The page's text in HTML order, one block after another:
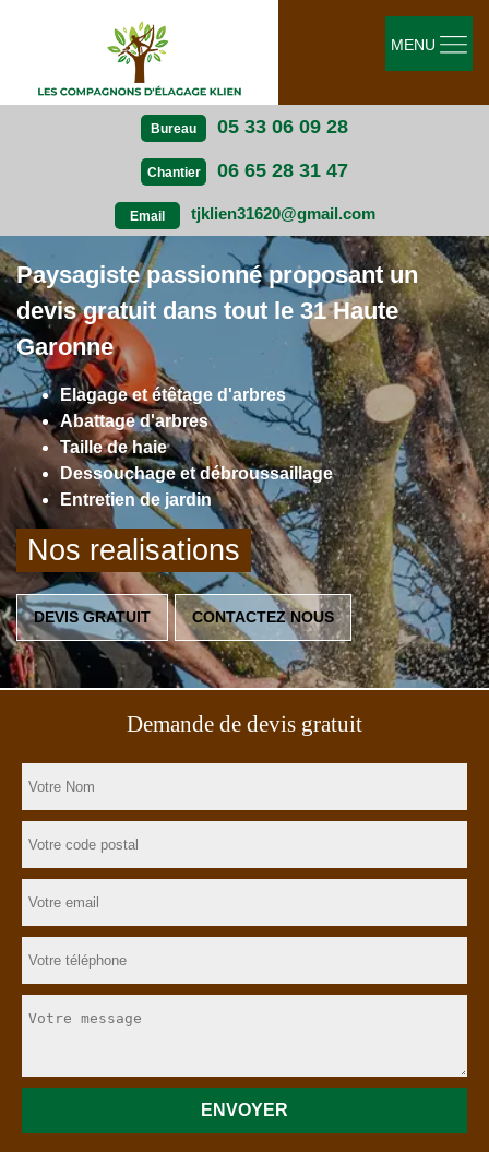
Bureau 05 33 06 09 28
Chantier 06 65 28 31 47
Email tjklien31620@gmail.com
MENU
Paysagiste passionné proposant un
devis gratuit dans tout le 31 Haute
Garonne
Elagage et étêtage d'arbres
Abattage d'arbres
Taille de haie
Dessouchage et débroussaillage
Entretien de jardin
Nos realisations
DEVIS GRATUIT CONTACTEZ NOUS
Demande de devis gratuit